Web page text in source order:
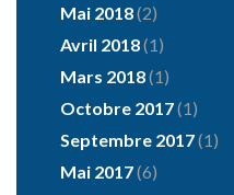
Mai 2018(2)
Avril 2018(1)
Mars 2018(1)
Octobre 2017(1)
Septembre 2017(1)
Mai 2017(6)